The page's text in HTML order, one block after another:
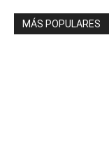
MÁS POPULARES